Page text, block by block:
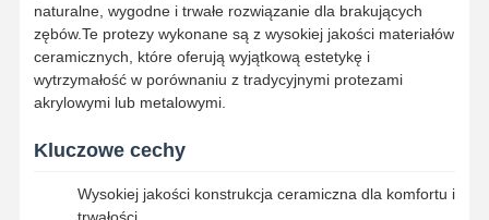
naturalne, wygodne i trwałe rozwiązanie dla brakujących
zębów.Te protezy wykonane są z wysokiej jakości materiałów
ceramicznych, które oferują wyjątkową estetykę i
wytrzymałość w porównaniu z tradycyjnymi protezami
akrylowymi lub metalowymi.
Kluczowe cechy
Wysokiej jakości konstrukcja ceramiczna dla komfortu i
trwałości